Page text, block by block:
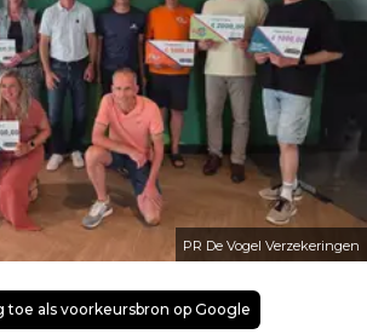
PR De Vogel Verzekeringen
toe als voorkeursbron op Google